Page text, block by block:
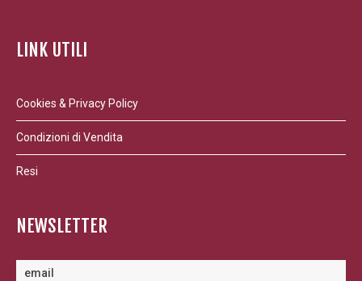
LINK UTILI
Cookies & Privacy Policy
Condizioni di Vendita
Resi
NEWSLETTER